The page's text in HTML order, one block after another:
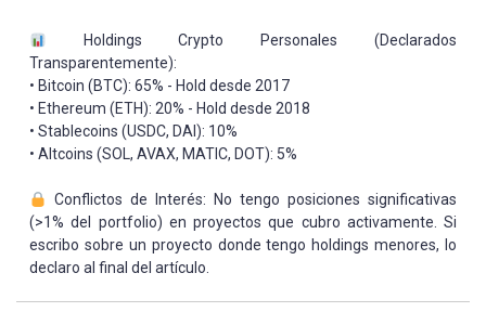
Holdings Crypto Personales (Declarados
Transparentemente):
• Bitcoin (BTC): 65% - Hold desde 2017
• Ethereum (ETH): 20% - Hold desde 2018
• Stablecoins (USDC, DAI): 10%
• Altcoins (SOL, AVAX, MATIC, DOT): 5%
Conflictos de Interés: No tengo posiciones significativas
(>1% del portfolio) en proyectos que cubro activamente. Si
escribo sobre un proyecto donde tengo holdings menores, lo
declaro al final del artículo.